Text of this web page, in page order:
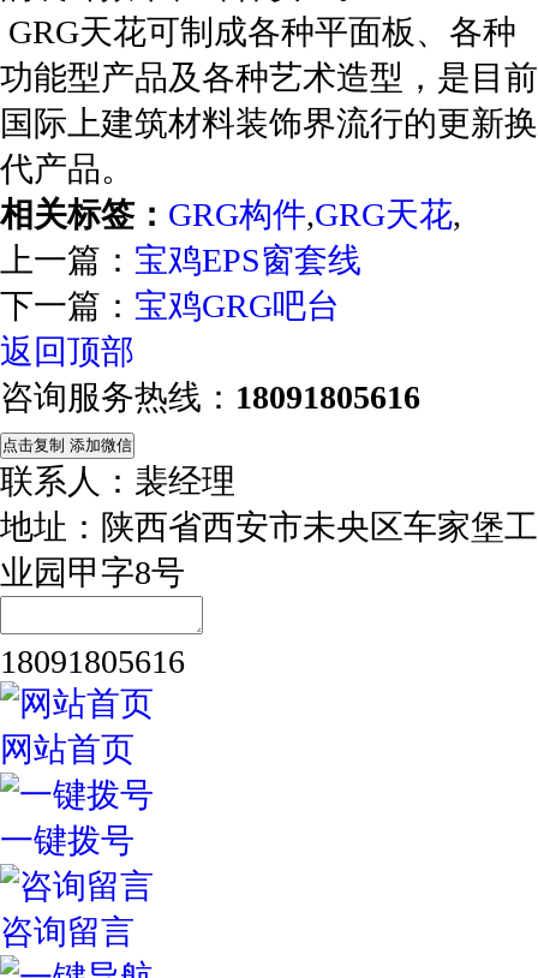
GRG天花可制成各种平面板、各种
功能型产品及各种艺术造型，是目前
国际上建筑材料装饰界流行的更新换
代产品。
相关标签： GRG构件,GRG天花,
上一篇： 宝鸡EPS窗套线
下一篇： 宝鸡GRG吧台
返回顶部
咨询服务热线： 18091805616
点击复制 添加微信
联系人：裴经理
地址：陕西省西安市未央区车家堡工
业园甲字8号
18091805616
网站首页
一键拨号
咨询留言